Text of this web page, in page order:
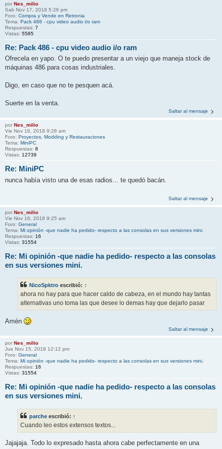
por Nes_milio
Sab Nov 17, 2018 5:26 pm
Foro: Compra y Vende en Retronia
Tema: Pack 486 - cpu video audio i/o ram
Respuestas: 7
Vistas: 5585
Re: Pack 486 - cpu video audio i/o ram
Ofrecela en yapo. O te puedo presentar a un viejo que maneja stock de
máquinas 486 para cosas industriales.
Digo, en caso que no te pesquen acá.
Suerte en la venta.
Saltar al mensaje
por Nes_milio
Vie Nov 16, 2018 9:28 am
Foro: Proyectos, Modding y Restauraciones
Tema: MiniPC
Respuestas: 8
Vistas: 12739
Re: MiniPC
nunca había visto una de esas radios... te quedó bacán.
Saltar al mensaje
por Nes_milio
Vie Nov 16, 2018 9:25 am
Foro: General
Tema: Mi opinión -que nadie ha pedido- respecto a las consolas en sus versiones mini.
Respuestas: 16
Vistas: 31554
Re: Mi opinión -que nadie ha pedido- respecto a las consolas
en sus versiones mini.
NicoSpktro escribió: ↑
ahora no hay para que hacer caldo de cabeza, en el mundo hay tantas
alternativas uno toma las que desee lo demas hay que dejarlo pasar
Amén
Saltar al mensaje
por Nes_milio
Jue Nov 15, 2018 12:12 pm
Foro: General
Tema: Mi opinión -que nadie ha pedido- respecto a las consolas en sus versiones mini.
Respuestas: 16
Vistas: 31554
Re: Mi opinión -que nadie ha pedido- respecto a las consolas
en sus versiones mini.
parche escribió: ↑
Cuando leo estos extensos textos...
Jajajaja. Todo lo expresado hasta ahora cabe perfectamente en una